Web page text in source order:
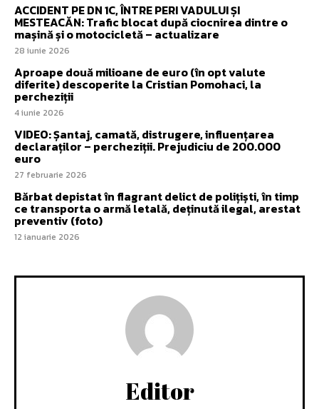
ACCIDENT PE DN 1C, ÎNTRE PERI VADULUI ȘI
MESTEACĂN: Trafic blocat după ciocnirea dintre o
mașină și o motocicletă – actualizare
28 iunie 2026
Aproape două milioane de euro (în opt valute
diferite) descoperite la Cristian Pomohaci, la
percheziții
4 iunie 2026
VIDEO: Șantaj, camată, distrugere, influențarea
declaraților – percheziții. Prejudiciu de 200.000
euro
27 februarie 2026
Bărbat depistat în flagrant delict de polițiști, în timp
ce transporta o armă letală, deținută ilegal, arestat
preventiv (foto)
12 ianuarie 2026
Editor